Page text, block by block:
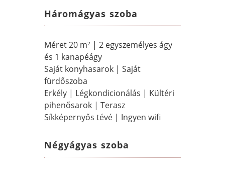
Háromágyas szoba
Méret 20 m² | 2 egyszemélyes ágy
és 1 kanapéágy
Saját konyhasarok | Saját
fürdőszoba
Erkély | Légkondicionálás | Kültéri
pihenősarok | Terasz
Síkképernyős tévé | Ingyen wifi
Négyágyas szoba